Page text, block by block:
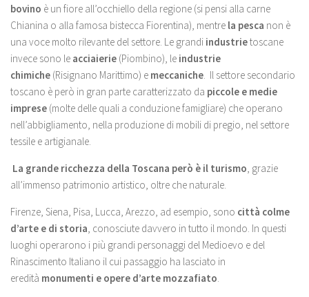
bovino è un fiore all’occhiello della regione (si pensi alla carne
Chianina o alla famosa bistecca Fiorentina), mentre la pesca non è
una voce molto rilevante del settore. Le grandi industrietoscane
invece sono le acciaierie (Piombino), le industrie
chimiche (Risignano Marittimo) e meccaniche. Il settore secondario
toscano è però in gran parte caratterizzato da piccole e medie
imprese (molte delle quali a conduzione famigliare) che operano
nell’abbigliamento, nella produzione di mobili di pregio, nel settore
tessile e artigianale.
La grande ricchezza della Toscana però è il turismo, grazie
all’immenso patrimonio artistico, oltre che naturale.
Firenze, Siena, Pisa, Lucca, Arezzo, ad esempio, sono città colme
d’arte e di storia, conosciute davvero in tutto il mondo. In questi
luoghi operarono i più grandi personaggi del Medioevo e del
Rinascimento Italiano il cui passaggio ha lasciato in
eredità monumenti e opere d’arte mozzafiato.